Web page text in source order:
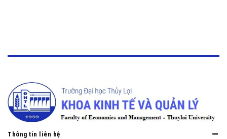
Thông tin liên hệ